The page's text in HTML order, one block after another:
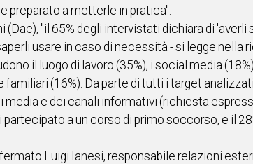
preparato a metterle in pratica".
"il 65% degli intervistati dichiara di 'averli
usare in caso di necessità - si legge nella
il luogo di lavoro (35%), i social media
(16%). Da parte di tutti i target
e dei canali informativi (richiesta
a un corso di primo soccorso, e il
Luigi Ianesi, responsabile relazioni